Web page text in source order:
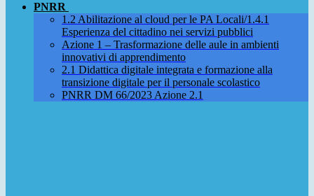
PNRR
1.2 Abilitazione al cloud per le PA Locali/1.4.1
Esperienza del cittadino nei servizi pubblici
Azione 1 – Trasformazione delle aule in ambienti
innovativi di apprendimento
2.1 Didattica digitale integrata e formazione alla
transizione digitale per il personale scolastico
PNRR DM 66/2023 Azione 2.1